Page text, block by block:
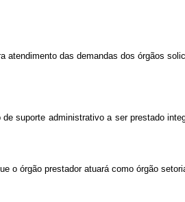
atendimento das demandas dos órgãos
suporte administrativo a ser prestado
o órgão prestador atuará como órgão